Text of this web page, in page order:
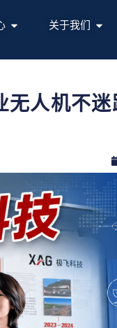
关于我们
人机不